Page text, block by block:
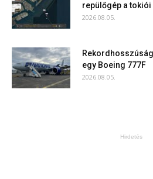
repülőgép a
2026.08.05.
egy Boeing 777F
2026.08.05.
Hirdetés